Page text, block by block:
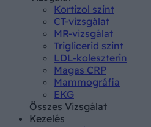
Kortizol szint
CT-vizsgálat
MR-vizsgálat
Triglicerid szint
LDL-koleszterin
Magas CRP
Mammográfia
EKG
Összes Vizsgálat
Kezelés